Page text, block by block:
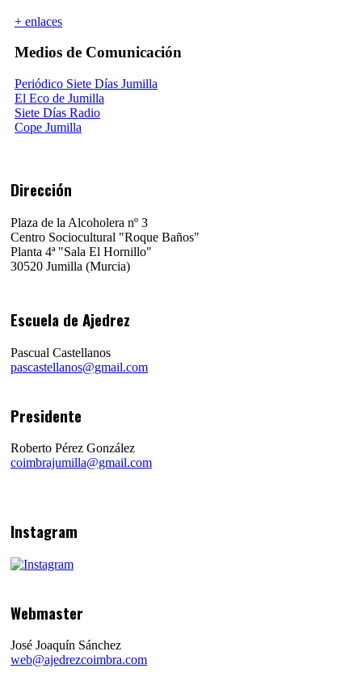
+ enlaces
Medios de Comunicación
Periódico Siete Días Jumilla
El Eco de Jumilla
Siete Días Radio
Cope Jumilla
Dirección
Plaza de la Alcoholera nº 3
Centro Sociocultural "Roque Baños"
Planta 4ª "Sala El Hornillo"
30520 Jumilla (Murcia)
Escuela de Ajedrez
Pascual Castellanos
pascastellanos@gmail.com
Presidente
Roberto Pérez González
coimbrajumilla@gmail.com
Instagram
Webmaster
José Joaquín Sánchez
web@ajedrezcoimbra.com